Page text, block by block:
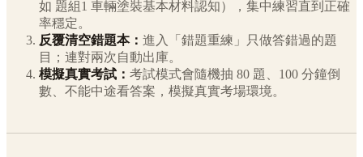
如 題組1 車輛塗裝基本材料認知），集中練習直到正確
率穩定。
反覆清空錯題本： 進入「錯題重練」只做答錯過的題
目；連對兩次自動出庫。
模擬真實考試： 考試模式會隨機抽 80 題、100 分鐘倒
數、不能中途看答案，模擬真實考場環境。